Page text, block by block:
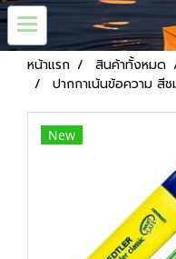
หน้าแรก สินค้าทั้งหมด
ปากกาเน้นข้อความ สี
New